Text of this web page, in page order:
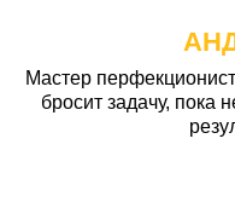
Мастер перфекционист
бросит задачу, пока